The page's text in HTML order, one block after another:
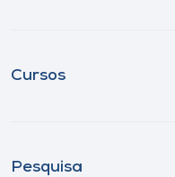
Cursos
Pesquisa